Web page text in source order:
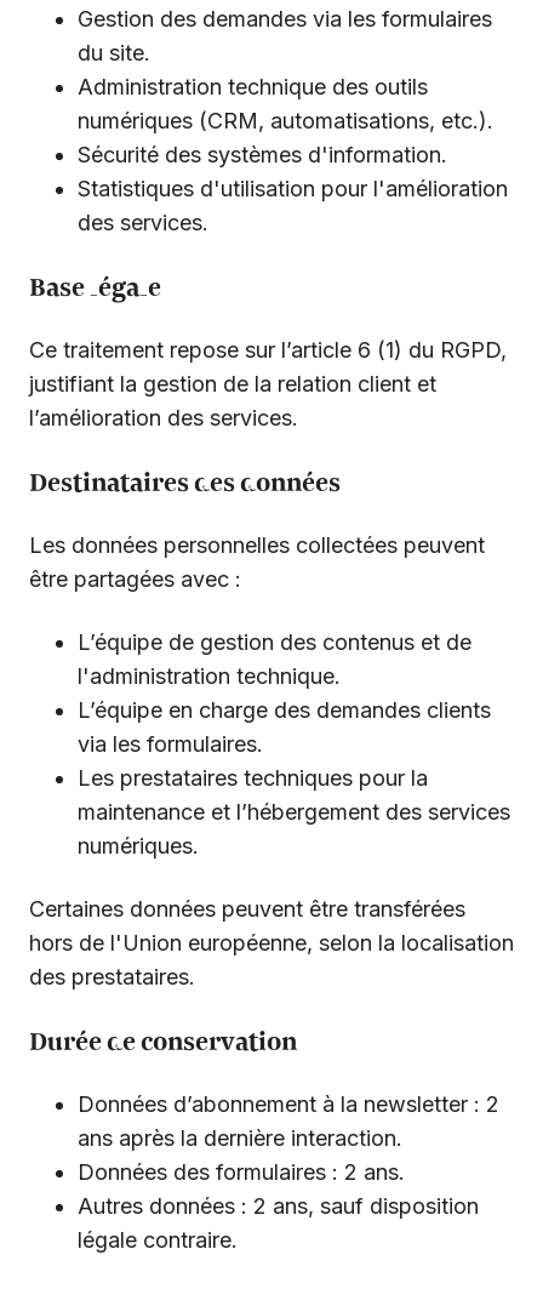
Gestion des demandes via les formulaires
du site.
Administration technique des outils
numériques (CRM, automatisations, etc.).
Sécurité des systèmes d'information.
Statistiques d'utilisation pour l'amélioration
des services.
Base légale
Ce traitement repose sur l’article 6 (1) du RGPD,
justifiant la gestion de la relation client et
l’amélioration des services.
Destinataires des données
Les données personnelles collectées peuvent
être partagées avec :
L’équipe de gestion des contenus et de
l'administration technique.
L’équipe en charge des demandes clients
via les formulaires.
Les prestataires techniques pour la
maintenance et l’hébergement des services
numériques.
Certaines données peuvent être transférées
hors de l'Union européenne, selon la localisation
des prestataires.
Durée de conservation
Données d’abonnement à la newsletter : 2
ans après la dernière interaction.
Données des formulaires : 2 ans.
Autres données : 2 ans, sauf disposition
légale contraire.